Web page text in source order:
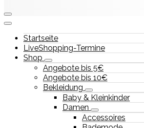
Startseite
LiveShopping-Termine
Shop
Angebote bis 5€
Angebote bis 10€
Bekleidung
Baby & Kleinkinder
Damen
Accessoires